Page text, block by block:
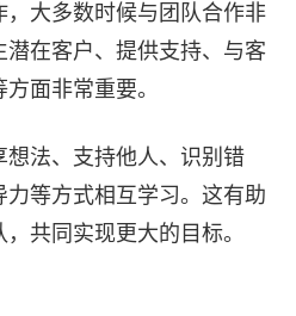
大多数时候与团队合作非
在客户、提供支持、与客
面非常重要。
想法、支持他人、识别错
等方式相互学习。这有助
共同实现更大的目标。